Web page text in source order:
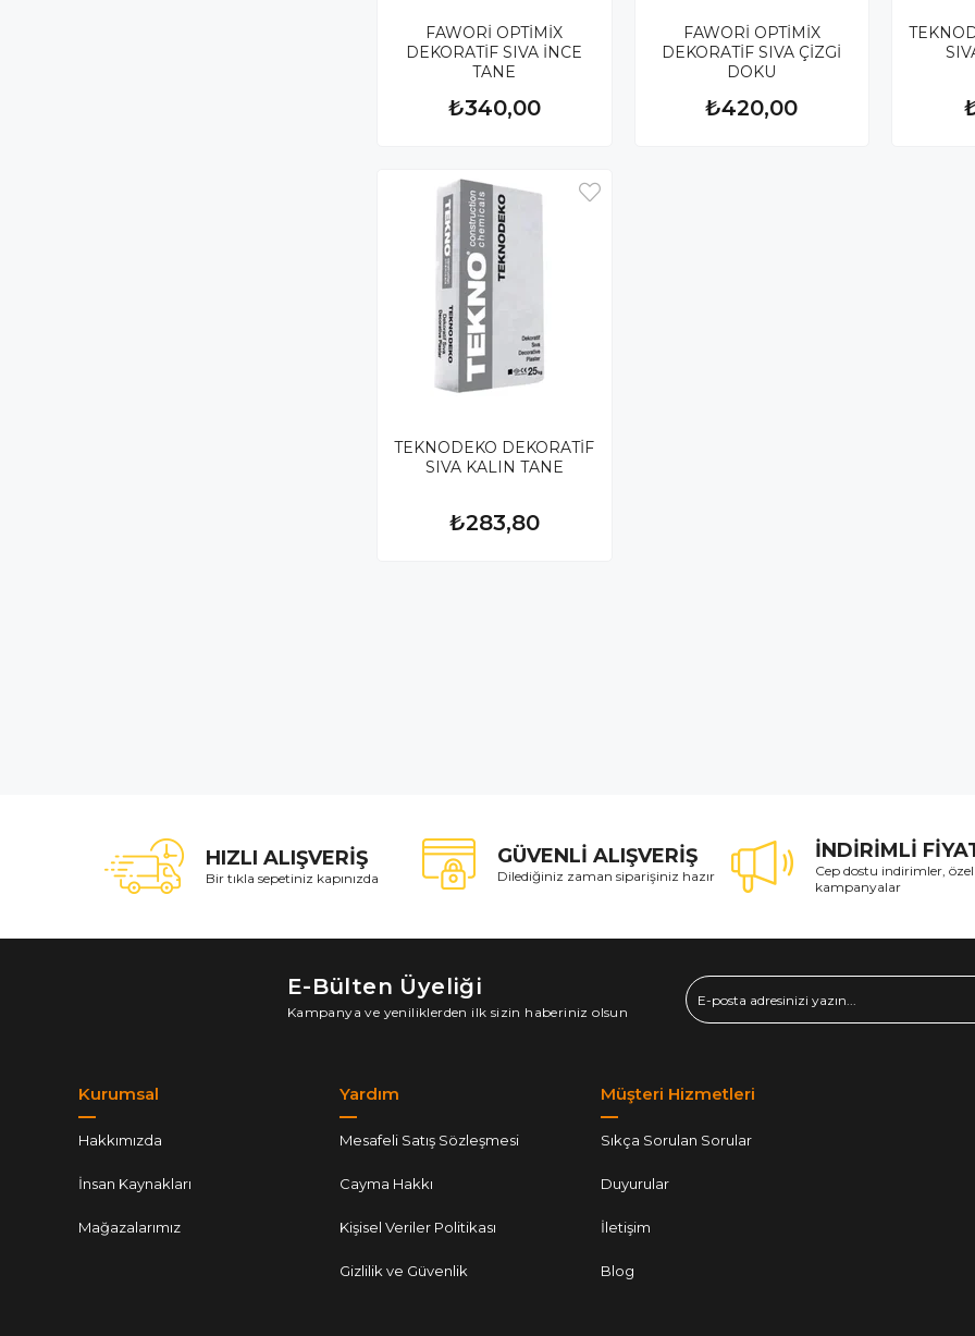
FAWORİ OPTİMİX
DEKORATİF SIVA İNCE
TANE
₺340,00
FAWORİ OPTİMİX
DEKORATİF SIVA ÇİZGİ
DOKU
₺420,00
TEKNODEKO DEKORATİF
SIVA KALIN TANE
₺283,80
HIZLI ALIŞVERİŞ
Bir tıkla sepetiniz kapınızda
GÜVENLİ ALIŞVERİŞ
Dilediğiniz zaman siparişiniz hazır
İNDİRİMLİ
Cep dostu indirimler, özel
kampanyalar
E-Bülten Üyeliği
Kampanya ve yeniliklerden ilk sizin haberiniz olsun
Kurumsal
Hakkımızda
İnsan Kaynakları
Mağazalarımız
Yardım
Mesafeli Satış Sözleşmesi
Cayma Hakkı
Kişisel Veriler Politikası
Gizlilik ve Güvenlik
Müşteri Hizmetleri
Sıkça Sorulan Sorular
Duyurular
İletişim
Blog